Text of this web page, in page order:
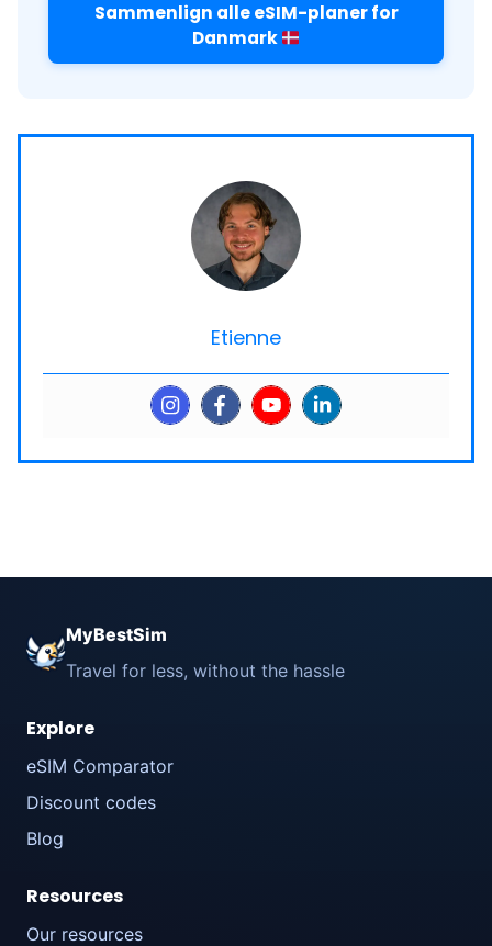
Sammenlign alle eSIM-planer for
Danmark
Etienne
MyBestSim
Travel for less, without the hassle
Explore
eSIM Comparator
Discount codes
Blog
Resources
Our resources